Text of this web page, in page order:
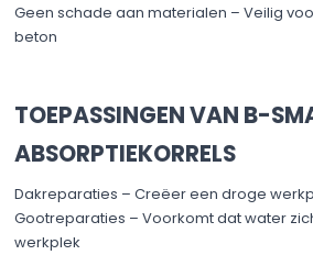
Geen schade aan materialen – Veilig
beton
TOEPASSINGEN VAN B-
ABSORPTIEKORRELS
Dakreparaties – Creëer een droge
Gootreparaties – Voorkomt dat water
werkplek